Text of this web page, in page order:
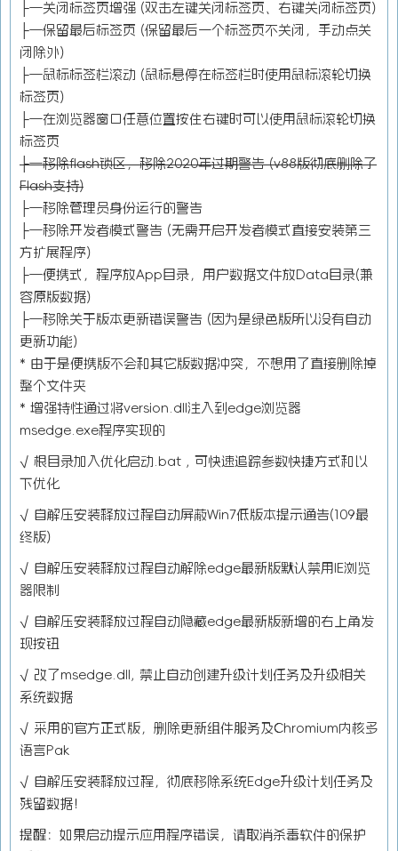
├—关闭标签页增强 (双击左键关闭标签页、右键关闭标签页)
├—保留最后标签页 (保留最后一个标签页不关闭，手动点关
闭除外)
├—鼠标标签栏滚动 (鼠标悬停在标签栏时使用鼠标滚轮切换
标签页)
├—在浏览器窗口任意位置按住右键时可以使用鼠标滚轮切换
标签页
├—移除flash锁区，移除2020年过期警告 (v88版彻底删除了
Flash支持)
├—移除管理员身份运行的警告
├—移除开发者模式警告 (无需开启开发者模式直接安装第三
方扩展程序)
├—便携式，程序放App目录，用户数据文件放Data目录(兼
容原版数据)
├—移除关于版本更新错误警告 (因为是绿色版所以没有自动
更新功能)
* 由于是便携版不会和其它版数据冲突，不想用了直接删除掉
整个文件夹
* 增强特性通过将version.dll注入到edge浏览器
msedge.exe程序实现的
√ 根目录加入优化启动.bat , 可快速追踪参数快捷方式和以
下优化
√ 自解压安装释放过程自动屏蔽Win7低版本提示通告(109最
终版)
√ 自解压安装释放过程自动解除edge最新版默认禁用IE浏览
器限制
√ 自解压安装释放过程自动隐藏edge最新版新增的右上角发
现按钮
√ 改了msedge.dll, 禁止自动创建升级计划任务及升级相关
系统数据
√ 采用的官方正式版，删除更新组件服务及Chromium内核多
语言Pak
√ 自解压安装释放过程，彻底移除系统Edge升级计划任务及
残留数据！
提醒：如果启动提示应用程序错误，请取消杀毒软件的保护